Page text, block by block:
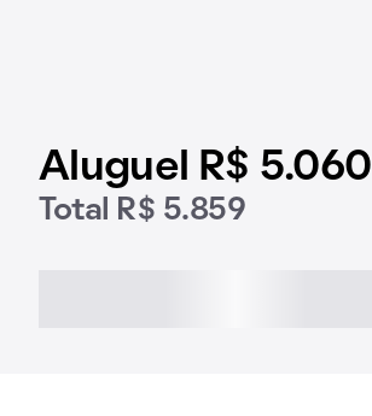
Aluguel R$ 5.060
Total R$ 5.859